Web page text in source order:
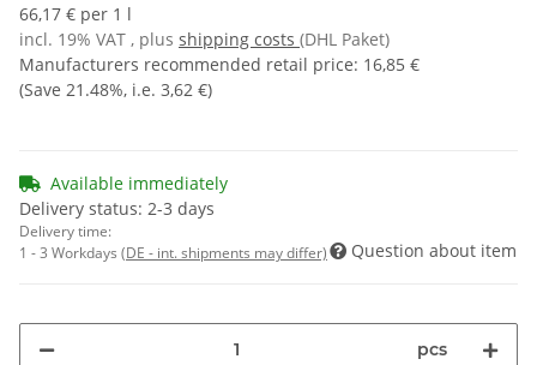
66,17 € per 1 l
incl. 19% VAT , plus shipping costs (DHL Paket)
Manufacturers recommended retail price: 16,85 €
(Save 21.48%, i.e. 3,62 €)
Available immediately
Delivery status: 2-3 days
Delivery time:
1 - 3 Workdays (DE - int. shipments may differ) Question about item
pcs